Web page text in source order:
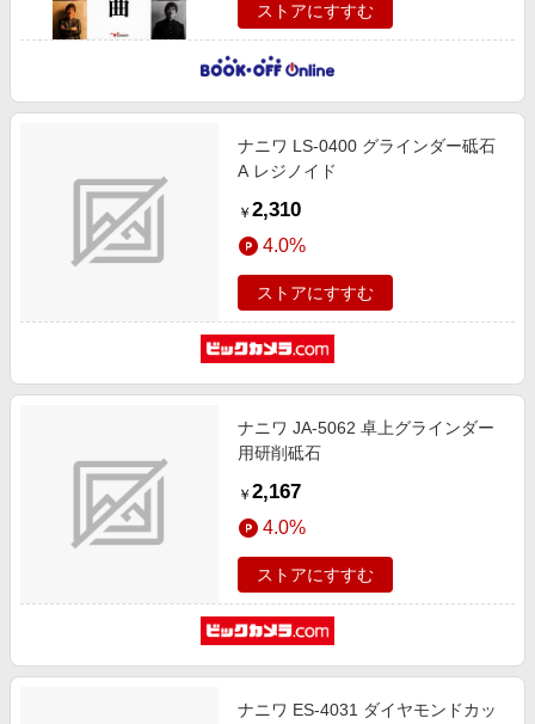
ストアにすすむ
ナニワ LS-0400 グラインダー砥石
A レジノイド
￥ 2,310
4.0%
ストアにすすむ
ナニワ JA-5062 卓上グラインダー
用研削砥石
￥ 2,167
4.0%
ストアにすすむ
ナニワ ES-4031 ダイヤモンドカッ